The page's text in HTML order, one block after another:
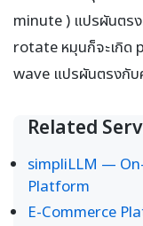
minute ) แปรผันตรง
rotate หมุนก็จะเกิด
wave แปรผันตรงกับ
Related
simpliLLM —
Platform
E-Commerce